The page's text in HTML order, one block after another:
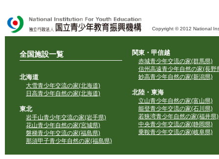
Copyright © 2012 National
全国施設一覧
北海道
大雪青少年交流の家(北海道)
日高青少年自然の家(北海道)
東北
岩手山青少年交流の家(岩手県)
花山青少年自然の家(宮城県)
磐梯青少年交流の家(福島県)
那須甲子青少年自然の家(福島県)
関東・甲信越
赤城青少年交流の家(群馬県)
信州高遠青少年自然の家(長野
妙高青少年自然の家(新潟県)
北陸・東海
立山青少年自然の家(富山県)
能登青少年交流の家(石川県)
若狭湾青少年自然の家(福井県)
中央青少年交流の家(静岡県)
乗鞍青少年交流の家(岐阜県)